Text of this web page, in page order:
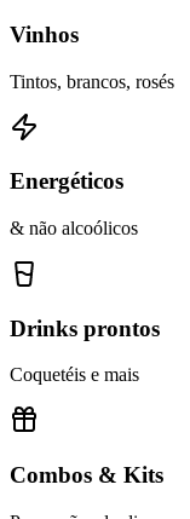
Vinhos
Tintos, brancos, rosés
Energéticos
& não alcoólicos
Drinks prontos
Coquetéis e mais
Combos & Kits